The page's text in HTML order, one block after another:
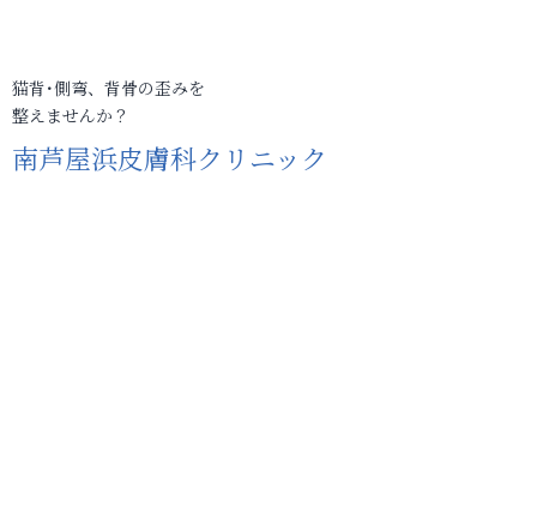
猫背･側弯、背骨の歪みを
整えませんか？
南芦屋浜皮膚科クリニック